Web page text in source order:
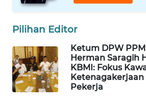
Pilihan Editor
Ketum DPW
Herman Saragih
KBMI: Fokus
Ketenagakerjaan
Pekerja
LPKKI
LKKI
KOPEKLIN
PORTAL